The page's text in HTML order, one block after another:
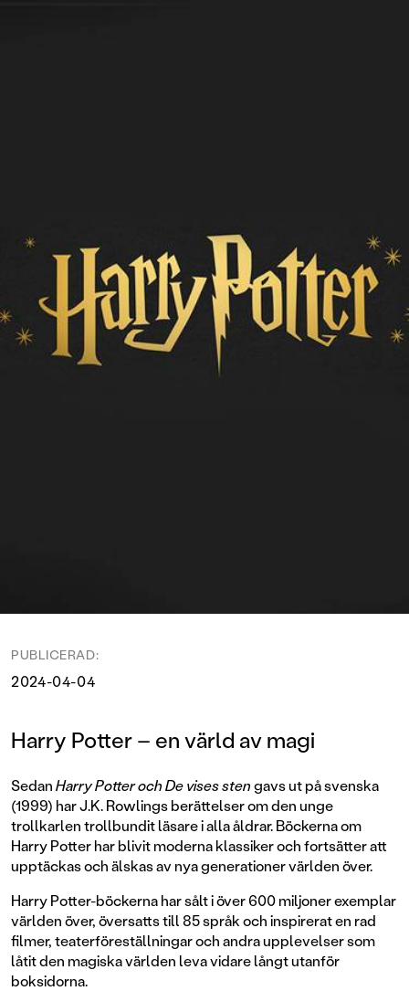
PUBLICERAD:
2024-04-04
Harry Potter – en värld av magi
SedanHarry Potter och De vises stengavs ut på svenska
(1999) har J.K. Rowlings berättelser om den unge
trollkarlen trollbundit läsare i alla åldrar. Böckerna om
Harry Potter har blivit moderna klassiker och fortsätter att
upptäckas och älskas av nya generationer världen över.
Harry Potter-böckerna har sålt i över 600 miljoner exemplar
världen över, översatts till 85 språk och inspirerat en rad
filmer, teaterföreställningar och andra upplevelser som
låtit den magiska världen leva vidare långt utanför
boksidorna.